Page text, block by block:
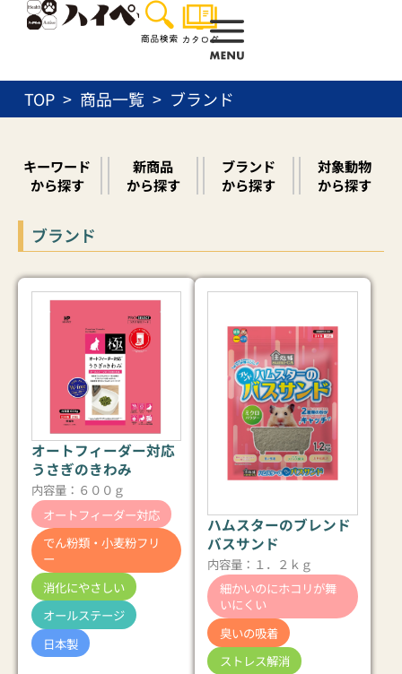
ッ
TOP 商品一覧 ブランド
キーワード
から探す
新商品
から探す
ブランド
から探す
対象動物
から探す
ブランド
オートフィーダー対応
うさぎのきわみ
内容量：６００ｇ
オートフィーダー対応
でん粉類・小麦粉フリ
ー
消化にやさしい
オールステージ
日本製
ハムスターのブレンド
バスサンド
内容量：１．２ｋｇ
細かいのにホコリが舞
いにくい
臭いの吸着
ストレス解消